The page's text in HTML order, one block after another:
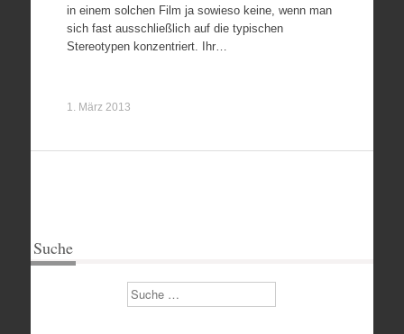
in einem solchen Film ja sowieso keine, wenn man
sich fast ausschließlich auf die typischen
Stereotypen konzentriert. Ihr…
1. März 2013
Suche
Suchen